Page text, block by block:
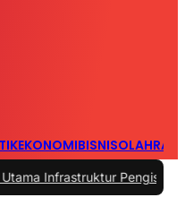
EKONOMIBISNIS
Pengisian Daya